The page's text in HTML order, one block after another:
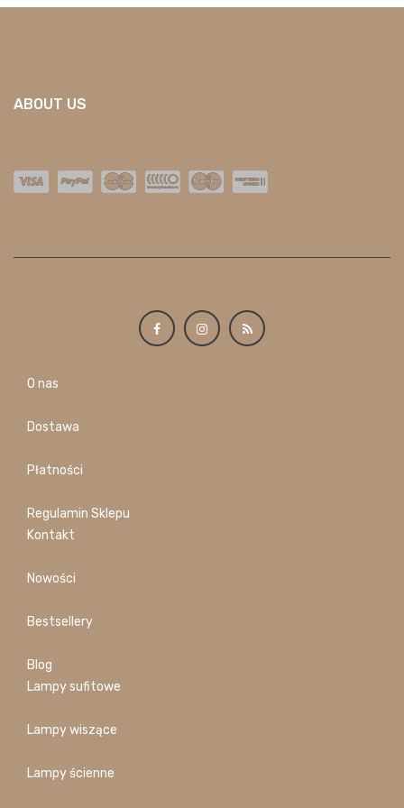
ABOUT US
O nas
Dostawa
Płatności
Regulamin Sklepu
Kontakt
Nowości
Bestsellery
Blog
Lampy sufitowe
Lampy wiszące
Lampy ścienne